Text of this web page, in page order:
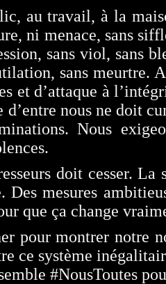
au travail, à la
ni menace, sans
sans viol, sans
sans meurtre.
et d’attaque à
d’entre nous ne doit
Nous
doit cesser.
Des mesures
que ça change
pour montrer notre
ce système
#NousToutes